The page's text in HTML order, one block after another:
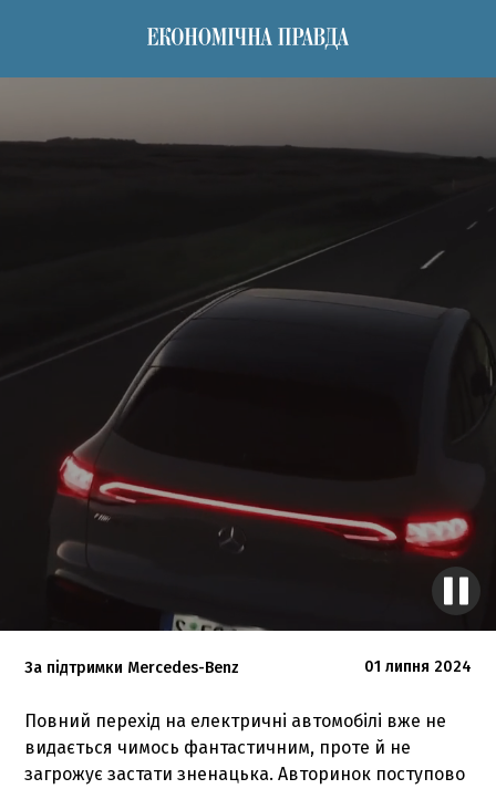
За підтримки Mercedes-Benz 01 липня 2024
Повний перехід на електричні автомобілі вже не
видається чимось фантастичним, проте й не
загрожує застати зненацька. Авторинок поступово